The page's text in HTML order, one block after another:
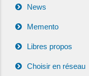
News
Memento
Libres propos
Choisir en réseau